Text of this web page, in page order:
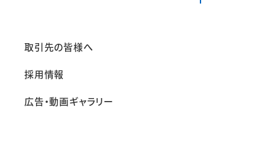
取引先の皆様へ
採用情報
広告・動画ギャラリー